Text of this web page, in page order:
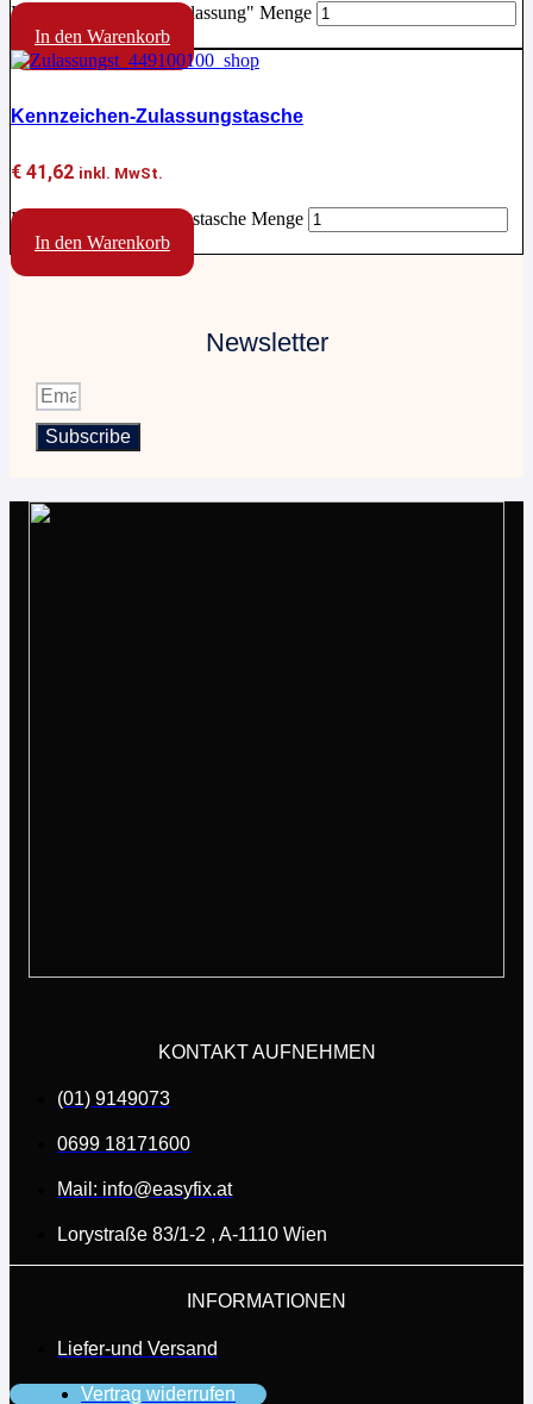
Kennzeichentasche "Zulassung" Menge
In den Warenkorb
Kennzeichen-Zulassungstasche
€ 41,62 inkl. MwSt.
Kennzeichen-Zulassungstasche Menge
In den Warenkorb
Newsletter
Subscribe
KONTAKT AUFNEHMEN
(01) 9149073
0699 18171600
Mail: info@easyfix.at
Lorystraße 83/1-2 , A-1110 Wien
INFORMATIONEN
Liefer-und Versand
Vertrag widerrufen